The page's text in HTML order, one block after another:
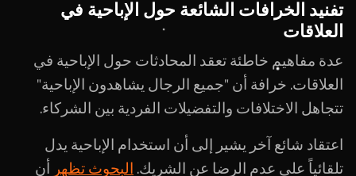
تفنيد الخرافات الشائعة حول الإباحية في
العلاقات
عدة مفاهيم خاطئة تعقد المحادثات حول الإباحية في
العلاقات. خرافة أن "جميع الرجال يشاهدون الإباحية"
تتجاهل الاختلافات والتفضيلات الفردية بين الشركاء.
اعتقاد شائع آخر يشير إلى أن استخدام الإباحية يدل
تلقائياً على عدم الرضا عن الشريك. البحوث تظهر أن